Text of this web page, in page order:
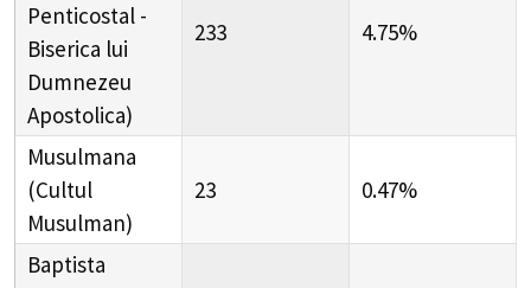
Penticostal -
Biserica lui
Dumnezeu
Apostolica)
233 4.75%
Musulmana
(Cultul
Musulman)
23 0.47%
Baptista